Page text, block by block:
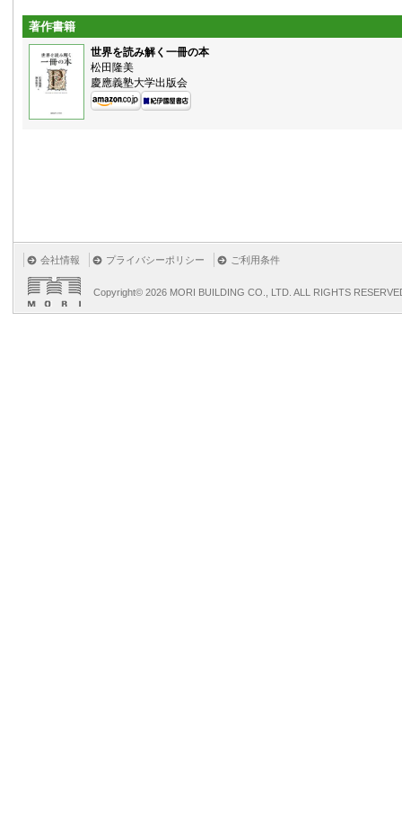
著作書籍
世界を読み解く一冊の本
松田隆美
慶應義塾大学出版会
会社情報 プライバシーポリシー ご利用条件
Copyright© 2026 MORI BUILDING CO., LTD. ALL RIGHTS